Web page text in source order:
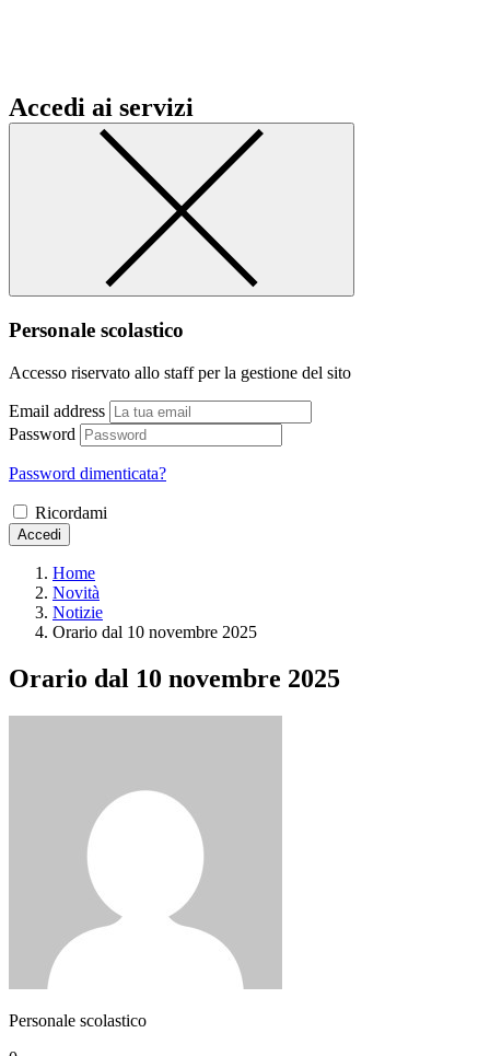
Accedi ai servizi
Personale scolastico
Accesso riservato allo staff per la gestione del sito
Email address
Password
Password dimenticata?
Ricordami
Accedi
Home
Novità
Notizie
Orario dal 10 novembre 2025
Orario dal 10 novembre 2025
Personale scolastico